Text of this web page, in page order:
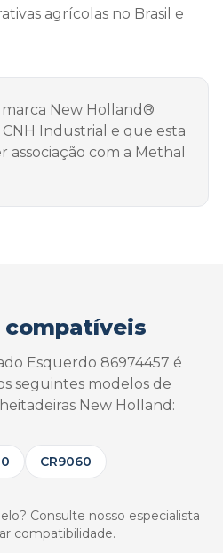
agrícolas no Brasil e
New Holland®
Industrial e que esta
com a Methal
compatíveis
Esquerdo 86974457 é
seguintes modelos de
New Holland:
CR9060
Consulte nosso especialista
compatibilidade.